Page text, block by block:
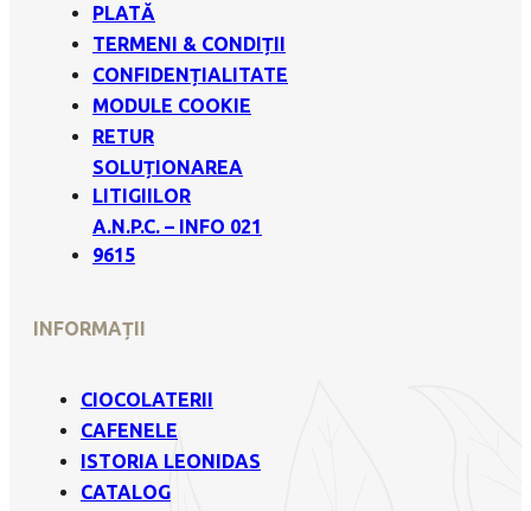
PLATĂ
TERMENI & CONDIȚII
CONFIDENȚIALITATE
MODULE COOKIE
RETUR
SOLUȚIONAREA
LITIGIILOR
A.N.P.C. – INFO 021
9615
INFORMAȚII
CIOCOLATERII
CAFENELE
ISTORIA LEONIDAS
CATALOG